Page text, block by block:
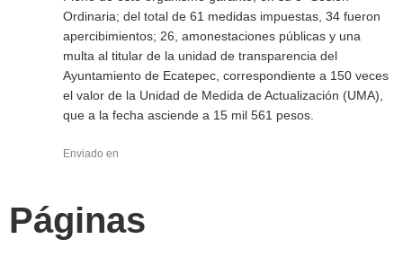
Ordinaria; del total de 61 medidas impuestas, 34 fueron
apercibimientos; 26, amonestaciones públicas y una
multa al titular de la unidad de transparencia del
Ayuntamiento de Ecatepec, correspondiente a 150 veces
el valor de la Unidad de Medida de Actualización (UMA),
que a la fecha asciende a 15 mil 561 pesos.
Enviado en
Páginas